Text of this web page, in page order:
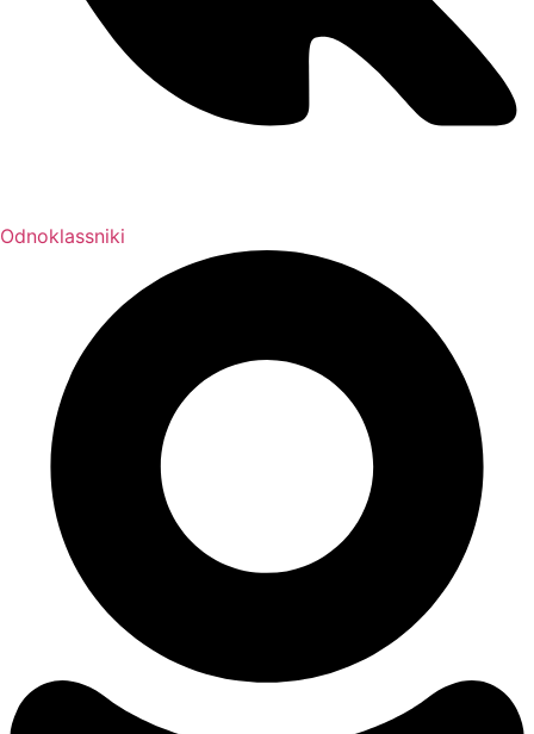
Odnoklassniki